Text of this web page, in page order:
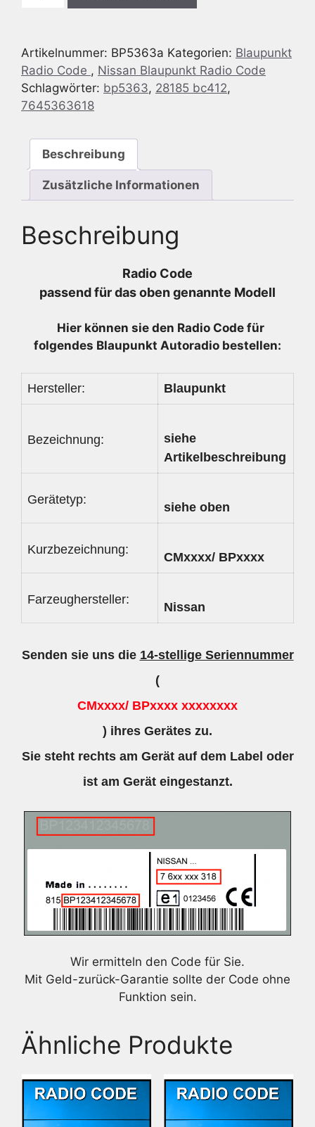
CD
-
7
645
618
7645363618
Artikelnummer: BP5363a Kategorien: Blaupunkt
Radio Code , Nissan Blaupunkt Radio Code
Schlagwörter: bp5363, 28185 bc412,
7645363618
Beschreibung
Zusätzliche Informationen
Beschreibung
Radio Code
passend für das oben genannte Modell
Hier können sie den Radio Code für
folgendes Blaupunkt Autoradio bestellen:
Hersteller: Blaupunkt
Bezeichnung:
siehe
Artikelbeschreibung
Gerätetyp:
siehe oben
Kurzbezeichnung:
CMxxxx/ BPxxxx
Farzeughersteller:
Nissan
Senden sie uns die 14-stellige Seriennummer
(
CMxxxx/ BPxxxx xxxxxxxx
) ihres Gerätes zu.
Sie steht rechts am Gerät auf dem Label oder
ist am Gerät eingestanzt.
Wir ermitteln den Code für Sie.
Mit Geld-zurück-Garantie sollte der Code ohne
Funktion sein.
Ähnliche Produkte